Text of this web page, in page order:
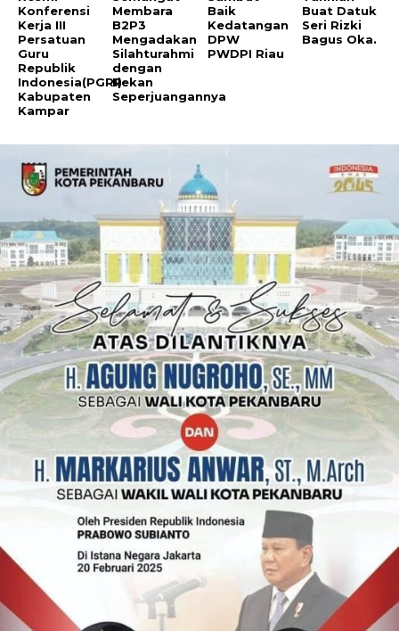
Konferensi
Kerja III
Persatuan
Guru
Republik
Indonesia(PGRI)
Kabupaten
Kampar
Membara
B2P3
Mengadakan
Silahturahmi
dengan
Rekan
Seperjuangannya
Baik
Kedatangan
DPW
PWDPI Riau
Buat Datuk
Seri Rizki
Bagus Oka.